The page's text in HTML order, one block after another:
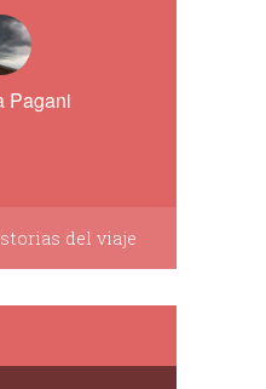
Pagani
del viaje